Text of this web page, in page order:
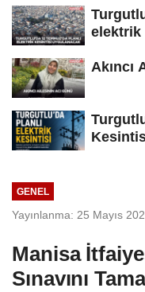
elektrik
Akıncı
GENEL
Yayınlanma: 25 Mayıs
Manisa
Sınavını